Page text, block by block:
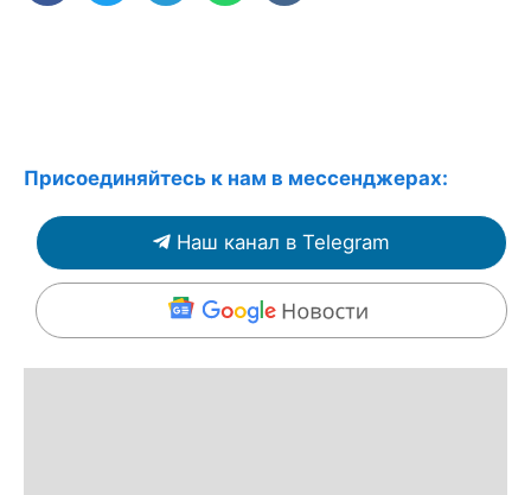
Присоединяйтесь к нам в мессенджерах:
Наш канал в Telegram